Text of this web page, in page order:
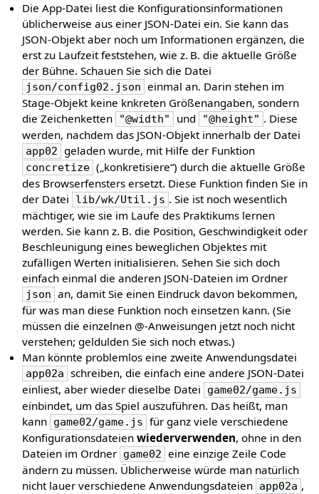
Die App-Datei liest die Konfigurationsinformationen
üblicherweise aus einer JSON-Datei ein. Sie kann das
JSON-Objekt aber noch um Informationen ergänzen, die
erst zu Laufzeit feststehen, wie z. B. die aktuelle Größe
der Bühne. Schauen Sie sich die Datei
json/config02.json einmal an. Darin stehen im
Stage-Objekt keine knkreten Größenangaben, sondern
die Zeichenketten
"@width" und "@height" . Diese
werden, nachdem das JSON-Objekt innerhalb der Datei
app02 geladen wurde, mit Hilfe der Funktion
concretize („konkretisiere“) durch die aktuelle Größe
des Browserfensters ersetzt. Diese Funktion finden Sie in
der Datei
lib/wk/Util.js . Sie ist noch wesentlich
mächtiger, wie sie im Laufe des Praktikums lernen
werden. Sie kann z. B. die Position, Geschwindigkeit oder
Beschleunigung eines beweglichen Objektes mit
zufälligen Werten initialisieren. Sehen Sie sich doch
einfach einmal die anderen JSON-Dateien im Ordner
json an, damit Sie einen Eindruck davon bekommen,
für was man diese Funktion noch einsetzen kann. (Sie
müssen die einzelnen @-Anweisungen jetzt noch nicht
verstehen; geldulden Sie sich noch etwas.)
Man könnte problemlos eine zweite Anwendungsdatei
app02a schreiben, die einfach eine andere JSON-Datei
einliest, aber wieder dieselbe Datei
game02/game.js
einbindet, um das Spiel auszuführen. Das heißt, man
kann game02/game.js für ganz viele verschiedene
Konfigurationsdateienwiederverwenden, ohne in den
Dateien im Ordner game02 eine einzige Zeile Code
ändern zu müssen. Üblicherweise würde man natürlich
nicht lauer verschiedene Anwendungsdateien app02a ,